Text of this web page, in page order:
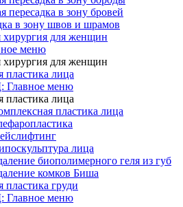
пересадка в зону бровей
в зону швов и шрамов
хирургия для женщин
меню
хирургия для женщин
пластика лица
меню
пластика лица
пластика лица
лица
биополимерного геля из губ
комков Биша
пластика груди
меню